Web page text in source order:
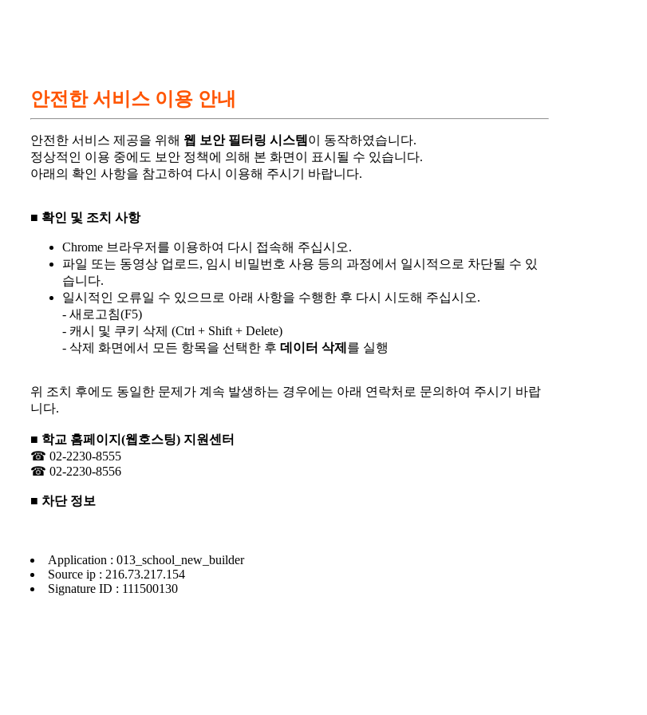
안전한 서비스 이용 안내
안전한 서비스 제공을 위해 웹 보안 필터링 시스템 이 동작하였습니다.
정상적인 이용 중에도 보안 정책에 의해 본 화면이 표시될 수 있습니다.
아래의 확인 사항을 참고하여 다시 이용해 주시기 바랍니다.
■ 확인 및 조치 사항
Chrome 브라우저를 이용하여 다시 접속해 주십시오.
파일 또는 동영상 업로드, 임시 비밀번호 사용 등의 과정에서 일시적으로 차단될 수 있
습니다.
일시적인 오류일 수 있으므로 아래 사항을 수행한 후 다시 시도해 주십시오.
- 새로고침(F5)
- 캐시 및 쿠키 삭제 (Ctrl + Shift + Delete)
- 삭제 화면에서 모든 항목을 선택한 후 데이터 삭제 를 실행
위 조치 후에도 동일한 문제가 계속 발생하는 경우에는 아래 연락처로 문의하여 주시기 바랍
니다.
■ 학교 홈페이지(웹호스팅) 지원센터
☎ 02-2230-8555
☎ 02-2230-8556
■ 차단 정보
Application : 013_school_new_builder
Source ip : 216.73.217.154
Signature ID : 111500130